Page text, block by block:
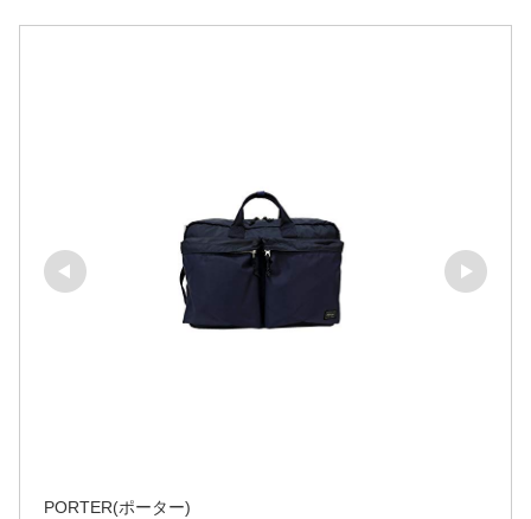
PORTER(ポーター)